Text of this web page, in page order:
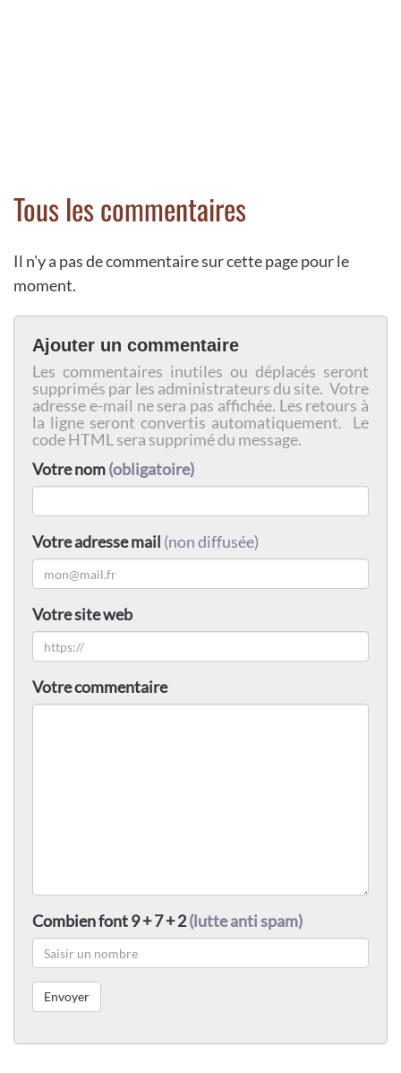
Tous les commentaires
Il n'y a pas de commentaire sur cette page pour le
moment.
Ajouter un commentaire
Les commentaires inutiles ou déplacés seront
supprimés par les administrateurs du site. Votre
adresse e-mail ne sera pas affichée. Les retours à
la ligne seront convertis automatiquement. Le
code HTML sera supprimé du message.
Votre nom(obligatoire)
Votre adresse mail (non diffusée)
Votre site web
Votre commentaire
Combien font 9 + 7 + 2(lutte anti spam)